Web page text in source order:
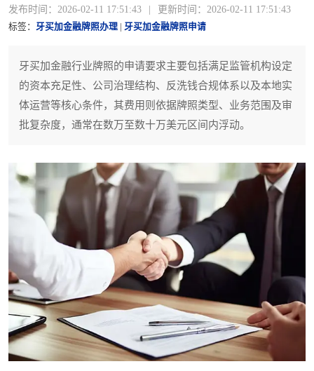
发布时间：2026-02-11 17:51:43 更新时间：2026-02-11 17:51:43
标签： 牙买加金融牌照办理 牙买加金融牌照申请
牙买加金融行业牌照的申请要求主要包括满足监管机构设定
的资本充足性、公司治理结构、反洗钱合规体系以及本地实
体运营等核心条件，其费用则依据牌照类型、业务范围及审
批复杂度，通常在数万至数十万美元区间内浮动。